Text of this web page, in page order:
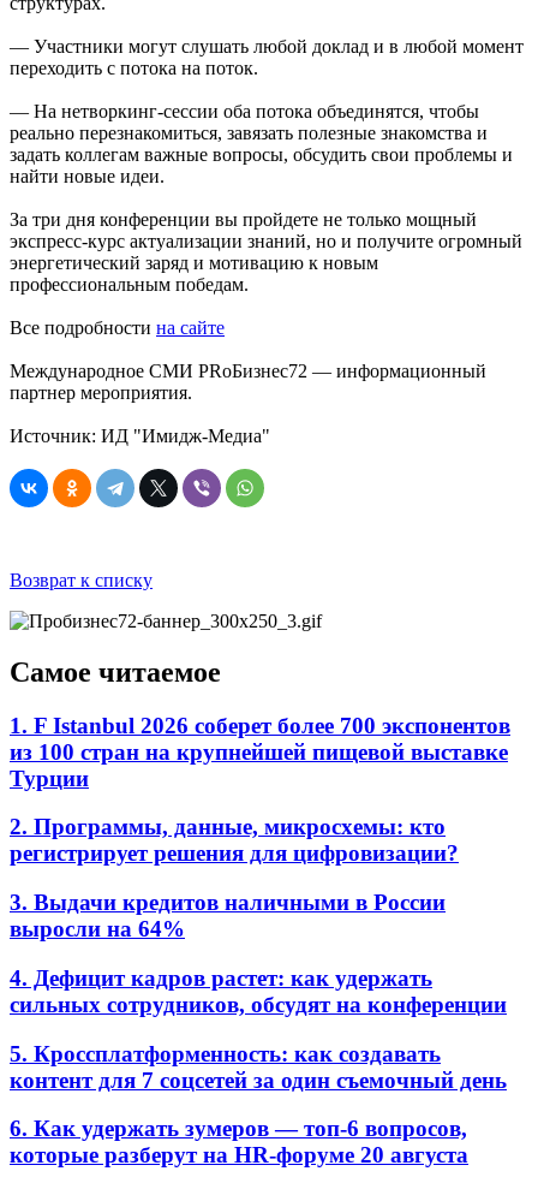
— Участники могут слушать любой доклад и в любой момент
переходить с потока на поток.
— На нетворкинг-сессии оба потока объединятся, чтобы
реально перезнакомиться, завязать полезные знакомства и
задать коллегам важные вопросы, обсудить свои проблемы и
найти новые идеи.
За три дня конференции вы пройдете не только мощный
экспресс-курс актуализации знаний, но и получите огромный
энергетический заряд и мотивацию к новым
профессиональным победам.
Все подробности на сайте
Международное СМИ PRоБизнес72 — информационный
партнер мероприятия.
Источник: ИД "Имидж-Медиа"
Возврат к списку
Самое читаемое
1. F Istanbul 2026 соберет более 700 экспонентов
из 100 стран на крупнейшей пищевой выставке
Турции
2. Программы, данные, микросхемы: кто
регистрирует решения для цифровизации?
3. Выдачи кредитов наличными в России
выросли на 64%
4. Дефицит кадров растет: как удержать
сильных сотрудников, обсудят на конференции
5. Кроссплатформенность: как создавать
контент для 7 соцсетей за один съемочный день
6. Как удержать зумеров — топ-6 вопросов,
которые разберут на HR-форуме 20 августа